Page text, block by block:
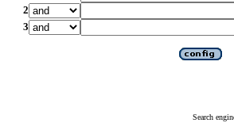
2
3
Search